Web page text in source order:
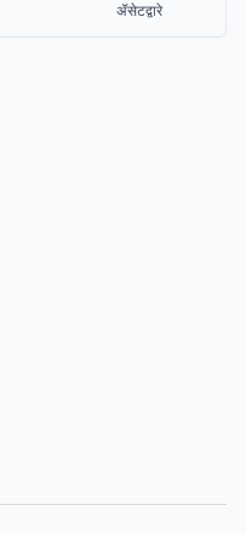
ॲसेटद्वारे